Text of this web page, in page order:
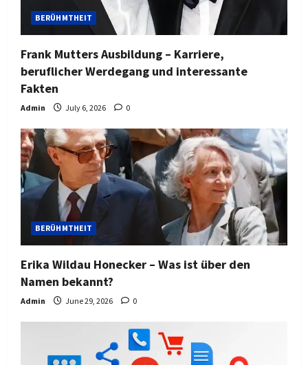
BERÜHMTHEIT
Frank Mutters Ausbildung – Karriere,
beruflicher Werdegang und interessante
Fakten
Admin July 6, 2026 0
BERÜHMTHEIT
Erika Wildau Honecker – Was ist über den
Namen bekannt?
Admin June 29, 2026 0